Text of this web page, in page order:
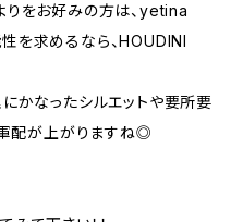
りをお好みの方は、yetina
を求めるなら、HOUDINI
にかなったシルエットや要所要
配が上がりますね◎